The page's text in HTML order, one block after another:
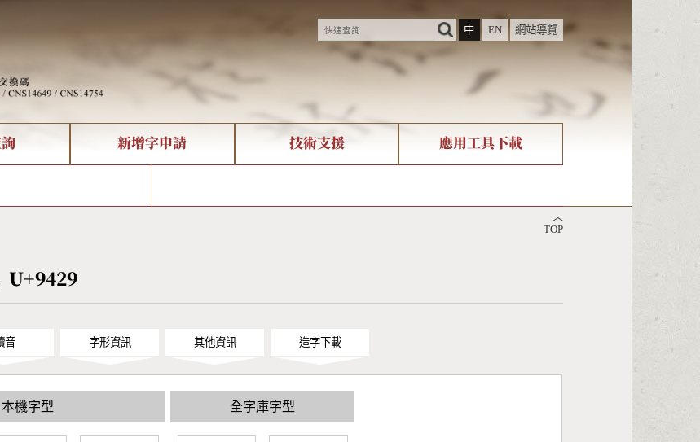
中
EN 網站導覽
新增字申請 技術支援 應用工具下載
︿
TOP
音 字形資訊 其他資訊 造字下載
本機字型 全字庫字型